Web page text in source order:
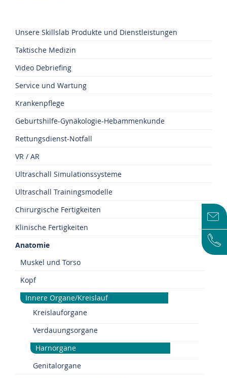
Unsere Skillslab Produkte und Dienstleistungen
Taktische Medizin
Video Debriefing
Service und Wartung
Krankenpflege
Geburtshilfe-Gynäkologie-Hebammenkunde
Rettungsdienst-Notfall
VR / AR
Ultraschall Simulationssysteme
Ultraschall Trainingsmodelle
Chirurgische Fertigkeiten
Klinische Fertigkeiten
Anatomie
Muskel und Torso
Kopf
Innere Organe/Kreislauf
Kreislauforgane
Verdauungsorgane
Harnorgane
Genitalorgane